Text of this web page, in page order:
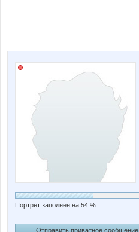
Портрет заполнен на 54 %
Отправить приватное сообщение